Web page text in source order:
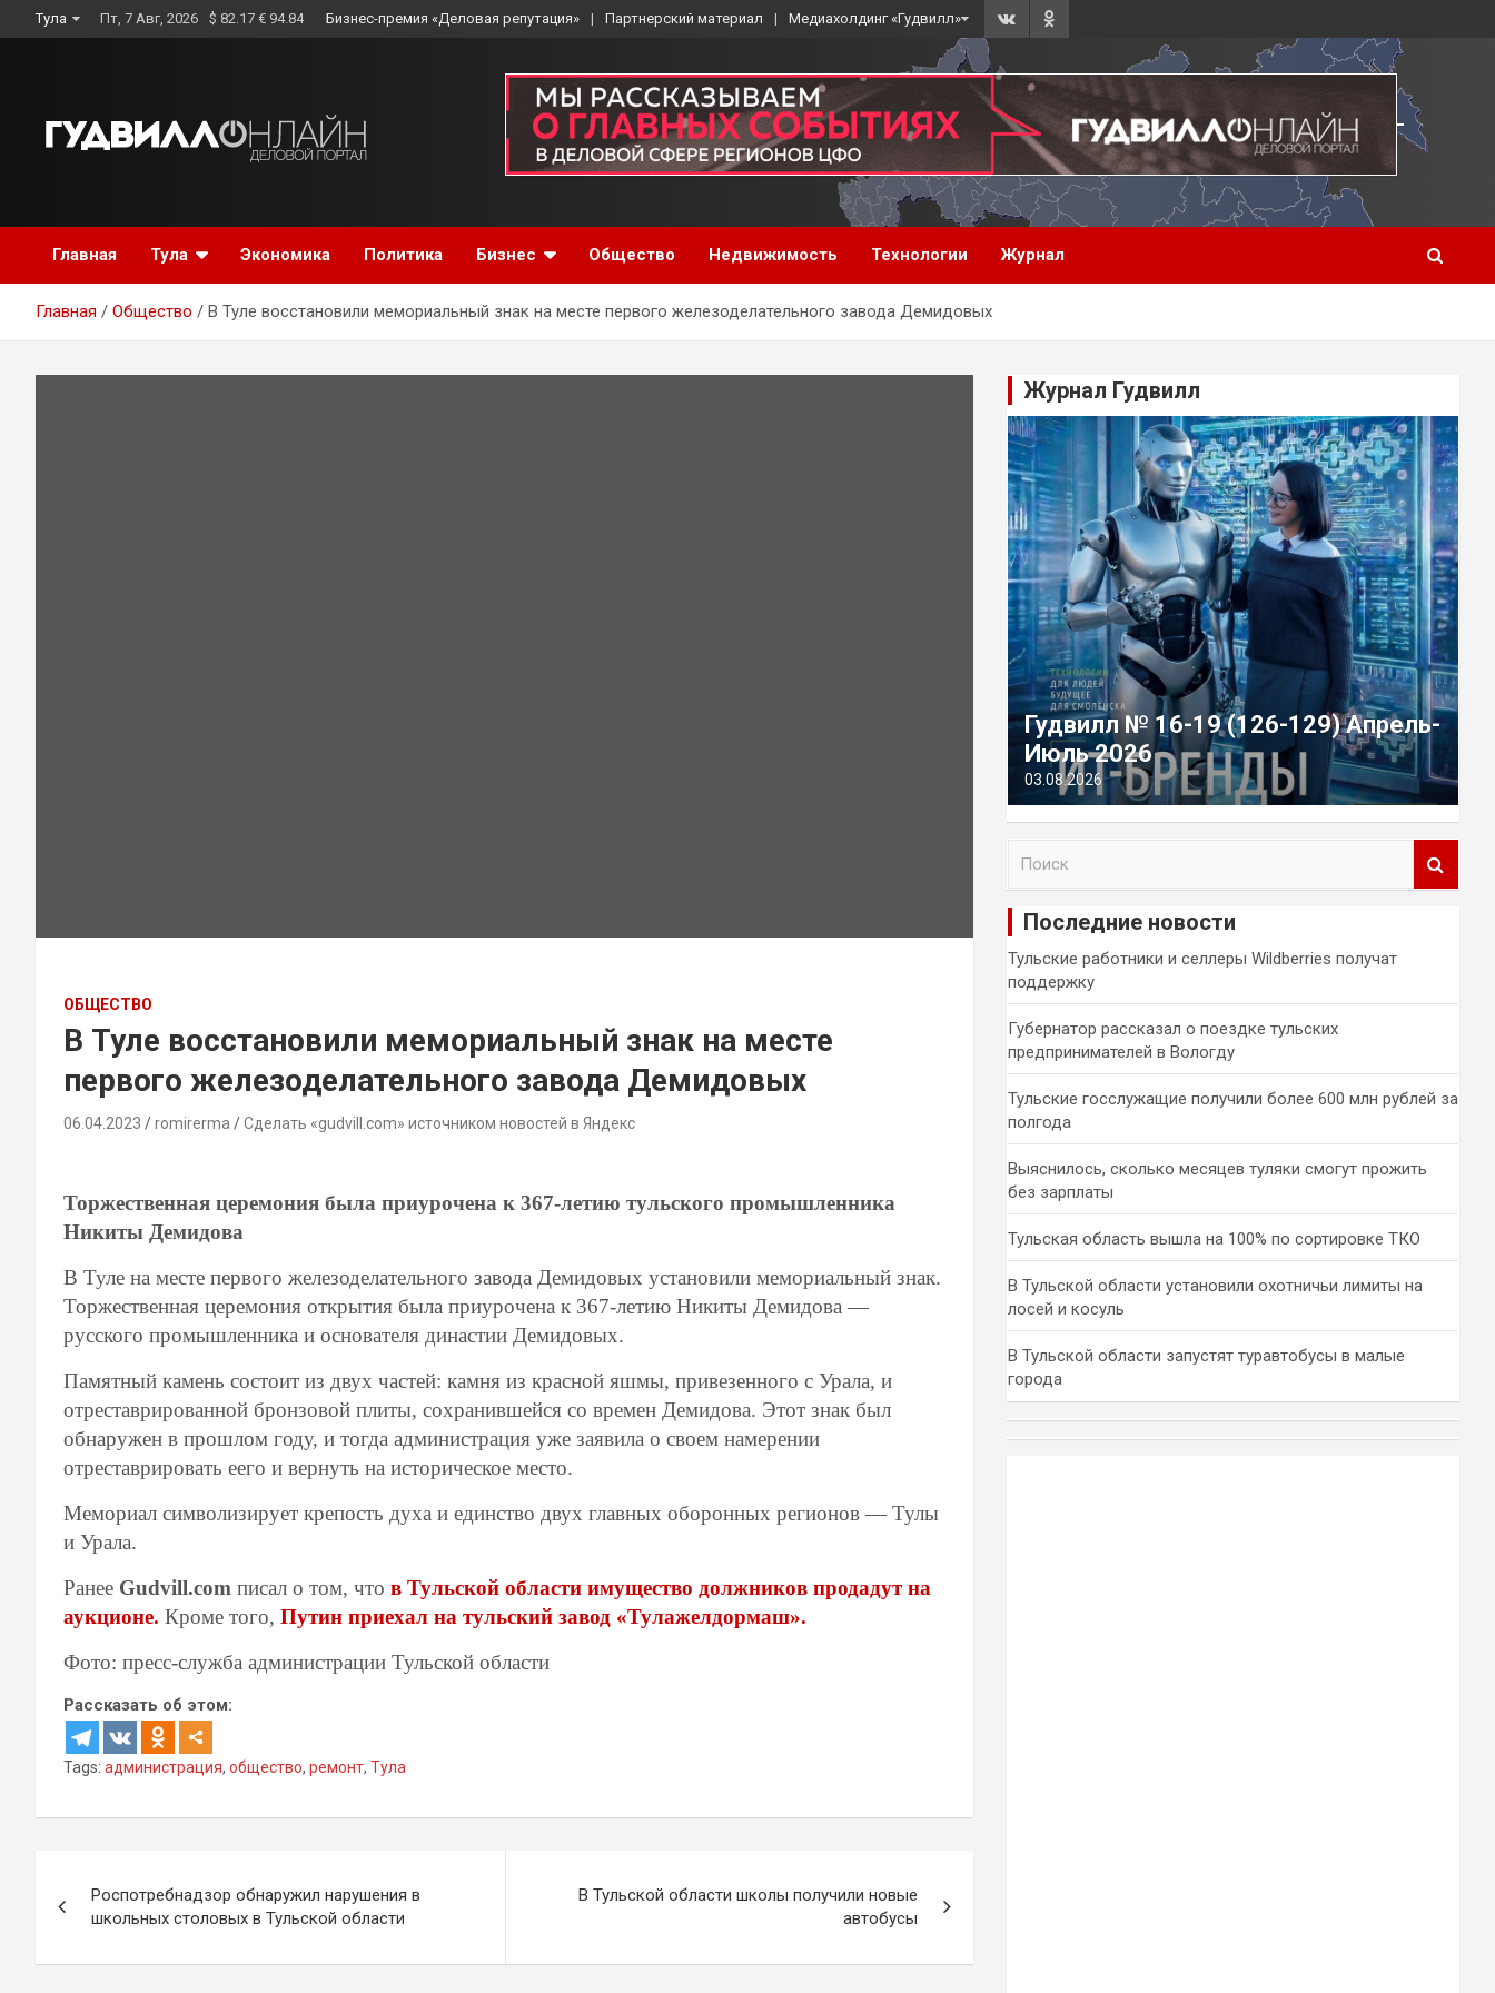
to
Тула Пт, 7 Авг, 2026 $ 82.17 € 94.84 Бизнес-премия «Деловая репутация» Партнерский материал Медиахолдинг «Гудвилл»
Главная Тула Экономика Политика Бизнес Общество Недвижимость Технологии Журнал
Главная Общество В Туле восстановили мемориальный знак на месте первого железоделательного завода Демидовых
ОБЩЕСТВО
В Туле восстановили мемориальный знак на месте
первого железоделательного завода Демидовых
06.04.2023 romirerma Сделать «gudvill.com» источником новостей в Яндекс
Торжественная церемония была приурочена к 367-летию тульского промышленника
Никиты Демидова
В Туле на месте первого железоделательного завода Демидовых установили мемориальный знак.
Торжественная церемония открытия была приурочена к 367-летию Никиты Демидова —
русского промышленника и основателя династии Демидовых.
Памятный камень состоит из двух частей: камня из красной яшмы, привезенного с Урала, и
отреставрированной бронзовой плиты, сохранившейся со времен Демидова. Этот знак был
обнаружен в прошлом году, и тогда администрация уже заявила о своем намерении
отреставрировать еего и вернуть на историческое место.
Мемориал символизирует крепость духа и единство двух главных оборонных регионов — Тулы
и Урала.
Ранее Gudvill.com писал о том, что в Тульской области имущество должников продадут на
аукционе. Кроме того, Путин приехал на тульский завод «Тулажелдормаш».
Фото: пресс-служба администрации Тульской области
Рассказать об этом:
Tags: администрация, общество, ремонт, Тула
по
записям
Роспотребнадзор обнаружил нарушения в
школьных столовых в Тульской области
В Тульской области школы получили новые
автобусы
Журнал Гудвилл
Гудвилл № 16-19 (126-129) Апрель-
Июль 2026
03.08.2026
и
Последние новости
Тульские работники и селлеры Wildberries получат
поддержку
Губернатор рассказал о поездке тульских
предпринимателей в Вологду
Тульские госслужащие получили более 600 млн рублей за
полгода
Выяснилось, сколько месяцев туляки смогут прожить
без зарплаты
Тульская область вышла на 100% по сортировке ТКО
В Тульской области установили охотничьи лимиты на
лосей и косуль
В Тульской области запустят туравтобусы в малые
города